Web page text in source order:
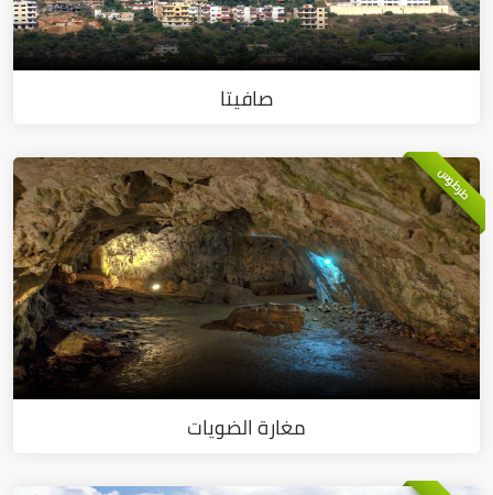
صافيتا
طرطوس
مغارة الضويات